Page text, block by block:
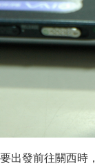
要出發前往關西時